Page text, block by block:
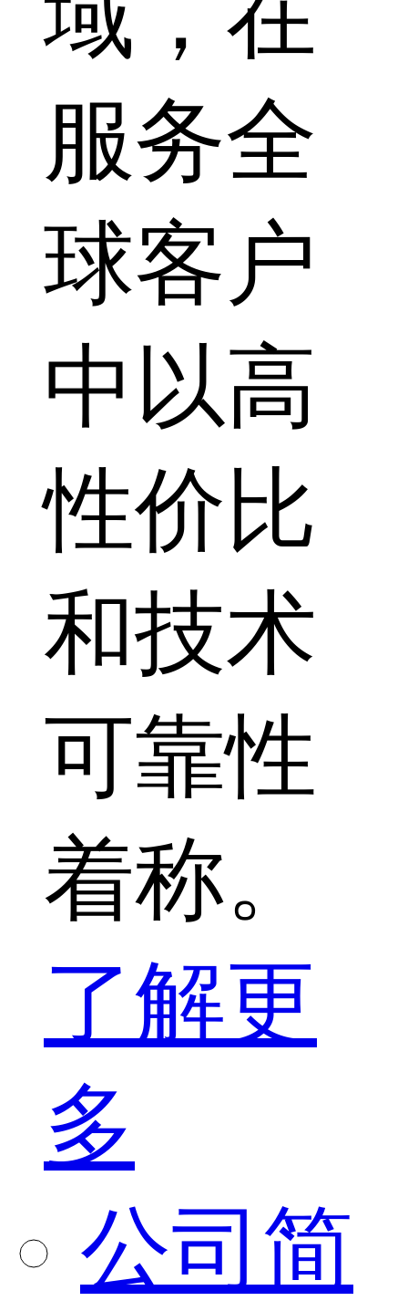
服务全
球客户
中以高
性价比
和技术
可靠性
着称。
了解更
多
公司简